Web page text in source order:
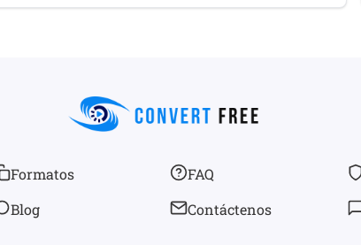
Formatos
Blog
FAQ
Contáctenos